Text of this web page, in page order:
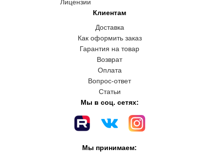
Лицензии
Клиентам
Доставка
Как оформить заказ
Гарантия на товар
Возврат
Оплата
Вопрос-ответ
Статьи
Мы в соц. сетях:
Мы принимаем: